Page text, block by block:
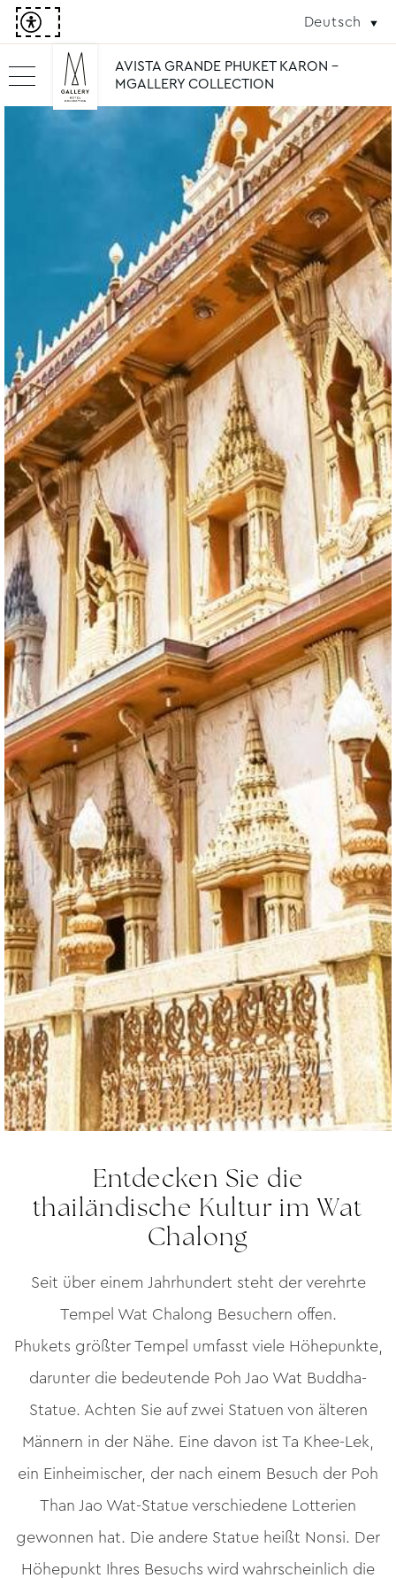
Deutsch
AVISTA GRANDE PHUKET KARON -
MGALLERY COLLECTION
Entdecken Sie die
thailändische Kultur im Wat
Chalong
Seit über einem Jahrhundert steht der verehrte
Tempel Wat Chalong Besuchern offen.
Phukets größter Tempel umfasst viele Höhepunkte,
darunter die bedeutende Poh Jao Wat Buddha-
Statue. Achten Sie auf zwei Statuen von älteren
Männern in der Nähe. Eine davon ist Ta Khee-Lek,
ein Einheimischer, der nach einem Besuch der Poh
Than Jao Wat-Statue verschiedene Lotterien
gewonnen hat. Die andere Statue heißt Nonsi. Der
Höhepunkt Ihres Besuchs wird wahrscheinlich die